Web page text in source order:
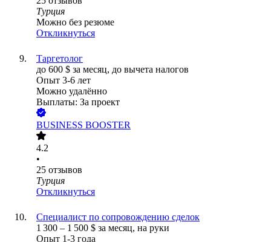
Турция
Можно без резюме
Откликнуться
Таргетолог
до 600 $ за месяц, до вычета налогов
Опыт 3-6 лет
Можно удалённо
Выплаты: За проект
BUSINESS BOOSTER
4.2
•
25 отзывов
Турция
Откликнуться
Специалист по сопровождению сделок
1 300 – 1 500 $ за месяц, на руки
Опыт 1-3 года